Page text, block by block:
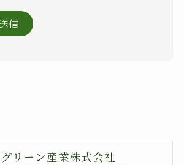
リーン産業株式会社